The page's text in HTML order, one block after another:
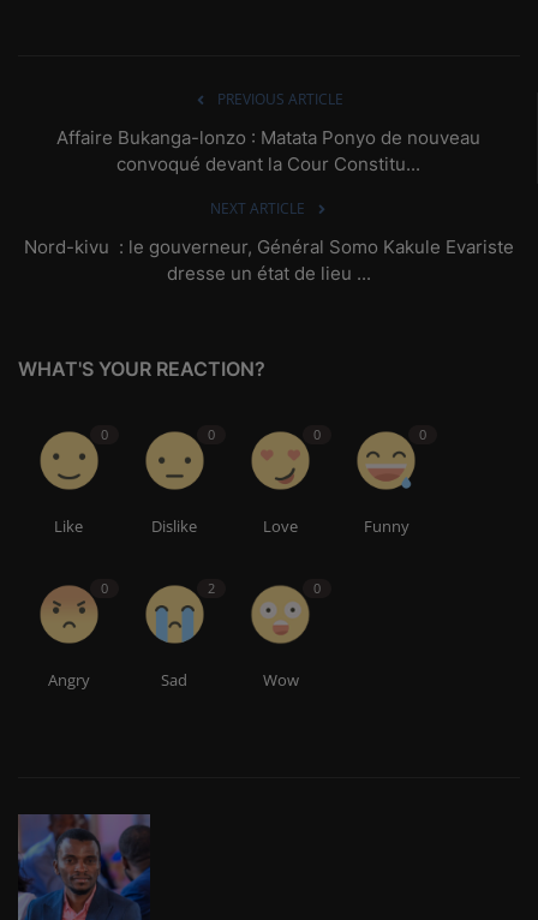
PREVIOUS ARTICLE
Affaire Bukanga-lonzo : Matata Ponyo de nouveau
convoqué devant la Cour Constitu...
NEXT ARTICLE
Nord-kivu : le gouverneur, Général Somo Kakule Evariste
dresse un état de lieu ...
WHAT'S YOUR REACTION?
0
Like
0
Dislike
0
Love
0
Funny
0
Angry
2
Sad
0
Wow